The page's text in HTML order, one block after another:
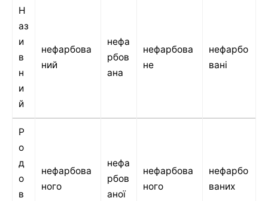
Н
аз
и
в
н
и
й
нефарбова
ний
нефа
рбов
ана
нефарбова
не
нефарбо
вані
Р
о
д
о
в
нефарбова
ного
нефа
рбов
аної
нефарбова
ного
нефарбо
ваних